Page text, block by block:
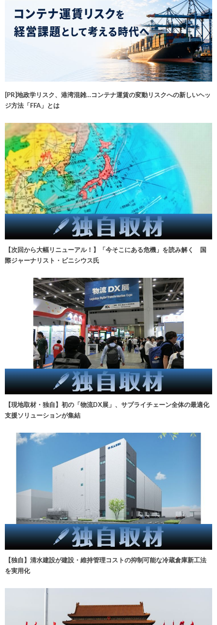
[PR]地政学リスク、港湾混雑…コンテナ運賃の変動リスクへの新しいヘッ
ジ方法「FFA」とは
【次回から大幅リニューアル！】「今そこにある危機」を読み解く 国
際ジャーナリスト・ビニシウス氏
【現地取材・独自】初の「物流DX展」、サプライチェーン全体の最適化
支援ソリューションが集結
【独自】清水建設が建設・維持管理コストの抑制可能な冷蔵倉庫新工法
を実用化